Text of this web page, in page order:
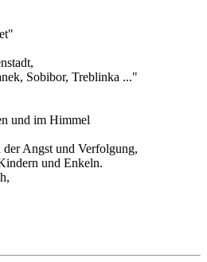
Sobibor, Treblinka ..."
und im Himmel
der Angst und Verfolgung,
und Enkeln.